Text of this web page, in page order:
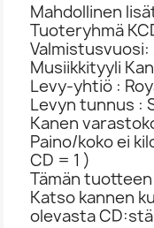
Mahdollinen
Tuoteryhmä
Valmistusvuosi:
Musiikkityyli
Levy-yhtiö :
Levyn tunnus :
Kanen
Paino/koko ei
CD = 1 )
Tämän tuotteen
Katso kannen
olevasta CD:stä